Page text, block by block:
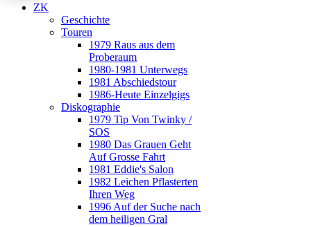
ZK
Geschichte
Touren
1979 Raus aus dem
Proberaum
1980-1981 Unterwegs
1981 Abschiedstour
1986-Heute Einzelgigs
Diskographie
1979 Tip Von Twinky /
SOS
1980 Das Grauen Geht
Auf Grosse Fahrt
1981 Eddie's Salon
1982 Leichen Pflasterten
Ihren Weg
1996 Auf der Suche nach
dem heiligen Gral